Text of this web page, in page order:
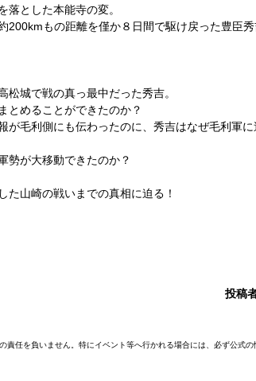
落とした本能寺の変。
200kmもの距離を僅か８日間で駆け戻った豊臣
城で戦の真っ最中だった秀吉。
とめることができたのか？
が毛利側にも伝わったのに、秀吉はなぜ毛利軍に
勢が大移動できたのか？
た山崎の戦いまでの真相に迫る！
投稿
任を負いません。特にイベント等へ行かれる場合には、必ず公式の